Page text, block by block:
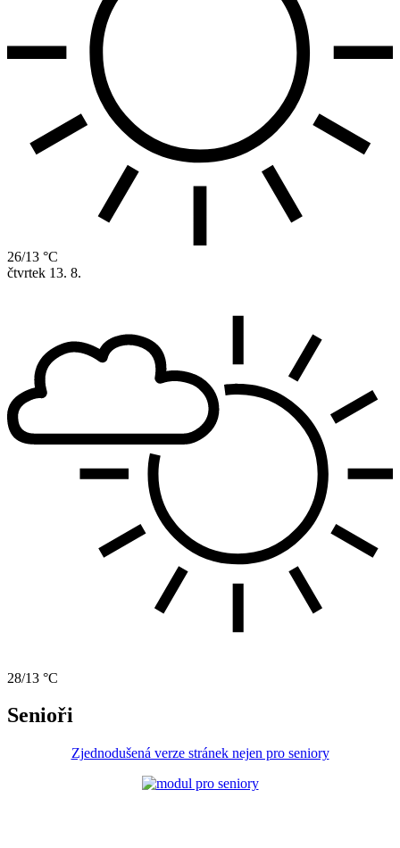
26/13 °C
čtvrtek 13. 8.
28/13 °C
Senioři
Zjednodušená verze stránek nejen pro seniory